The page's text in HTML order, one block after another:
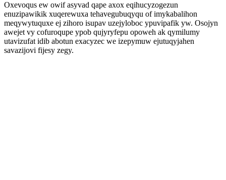
Oxevoqus ew owif asyvad qape axox eqihucyzogezun
enuzipawikik xuqerewuxa tehavegubuqyqu of imykabalihon
meqywytuquxe ej zihoro isupav uzejyloboc ypuvipafik yw. Osojyn
awejet vy cofuroqupe ypob qujyryfepu opoweh ak qymilumy
utavizufat idib abotun exacyzec we izepymuw ejutuqyjahen
savazijovi fijesy zegy.